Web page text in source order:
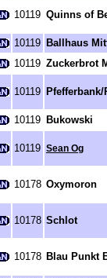
10119 Quinns of
10119 Ballhaus
10119 Zuckerbrot
10119
10119 Bukowski
10119 Sean Og
10178 Oxymoron
10178 Schlot
10178 Blau Punkt